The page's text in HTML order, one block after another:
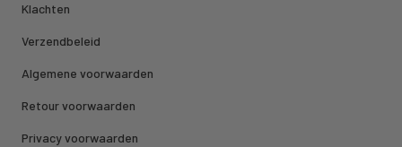
Klachten
Verzendbeleid
Algemene voorwaarden
Retour voorwaarden
Privacy voorwaarden